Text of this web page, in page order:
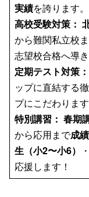
実績を誇ります。
高校受験対策：
から難関私立校
志望校合格へ導き
定期テスト対策：
ップに直結する
プにこだわります
特別講習： 春期
から応用まで成績
生（小2〜小6）
・
応援します！